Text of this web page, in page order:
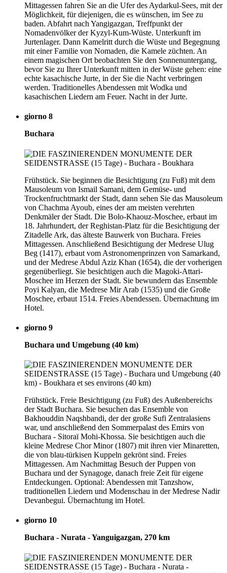
Mittagessen fahren Sie an die Ufer des Aydarkul-Sees, mit der
Möglichkeit, für diejenigen, die es wünschen, im See zu
baden. Abfahrt nach Yangigazgan, Treffpunkt der
Nomadenvölker der Kyzyl-Kum-Wüste. Unterkunft im
Jurtenlager. Dann Kamelritt durch die Wüste und Begegnung
mit einer Familie von Nomaden, die Kamele züchten. An
einem magischen Ort beobachten Sie den Sonnenuntergang,
bevor Sie zu Ihrer Unterkunft mitten in der Wüste gehen: eine
echte kasachische Jurte, in der Sie die Nacht verbringen
werden. Traditionelles Abendessen mit Wodka und
kasachischen Liedern am Feuer. Nacht in der Jurte.
giorno 8
Buchara
Frühstück. Sie beginnen die Besichtigung (zu Fuß) mit dem
Mausoleum von Ismail Samani, dem Gemüse- und
Trockenfruchtmarkt der Stadt, dann sehen Sie das Mausoleum
von Chachma Ayoub, eines der am meisten verehrten
Denkmäler der Stadt. Die Bolo-Khaouz-Moschee, erbaut im
18. Jahrhundert, der Reghistan-Platz für die Besichtigung der
Zitadelle Ark, das älteste Bauwerk von Buchara. Freies
Mittagessen. Anschließend Besichtigung der Medrese Ulug
Beg (1417), erbaut vom Astronomenprinzen von Samarkand,
und der Medrese Abdul Aziz Khan (1654), die der vorherigen
gegenüberliegt. Sie besichtigen auch die Magoki-Attari-
Moschee im Herzen der Stadt. Sie bewundern das Ensemble
Poyi Kalyan, die Medrese Mir Arab (1535) und die Große
Moschee, erbaut 1514. Freies Abendessen. Übernachtung im
Hotel.
giorno 9
Buchara und Umgebung (40 km)
Frühstück. Freie Besichtigung (zu Fuß) des Außenbereichs
der Stadt Buchara. Sie besuchen das Ensemble von
Bakhouddin Naqshbandi, der der große Sufi Zentralasiens
war, und anschließend den Sommerpalast des Emirs von
Buchara - Sitoraï Mohi-Khossa. Sie besichtigen auch die
kleine Medrese Chor Minor (1807) mit ihren vier Minaretten,
die von blau-türkisen Kuppeln gekrönt sind. Freies
Mittagessen. Am Nachmittag Besuch der Puppen von
Buchara und der Synagoge, danach freie Zeit für eigene
Entdeckungen. Optional: Abendessen mit Tanzshow,
traditionellen Liedern und Modenschau in der Medrese Nadir
Devanbegui. Übernachtung im Hotel.
giorno 10
Buchara - Nurata - Yanguigazgan, 270 km